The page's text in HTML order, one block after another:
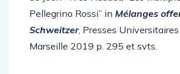
Pellegrino Rossi” in Mélanges
Schweitzer, Presses Universitaires
Marseille 2019 p. 295 et svts.